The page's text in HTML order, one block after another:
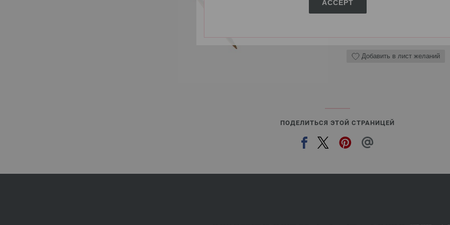
ACCEPT
КОЛИЧЕСТВО
Добавить в лист желаний
ПОДЕЛИТЬСЯ ЭТОЙ СТРАНИЦЕЙ